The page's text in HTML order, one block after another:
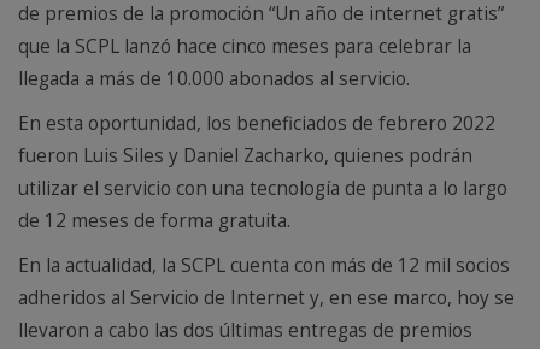
de premios de la promoción “Un año de internet gratis”
que la SCPL lanzó hace cinco meses para celebrar la
llegada a más de 10.000 abonados al servicio.
En esta oportunidad, los beneficiados de febrero 2022
fueron Luis Siles y Daniel Zacharko, quienes podrán
utilizar el servicio con una tecnología de punta a lo largo
de 12 meses de forma gratuita.
En la actualidad, la SCPL cuenta con más de 12 mil socios
adheridos al Servicio de Internet y, en ese marco, hoy se
llevaron a cabo las dos últimas entregas de premios